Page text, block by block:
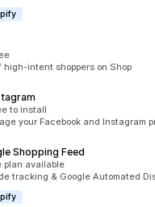
high-intent shoppers on Shop
to install
your Facebook and Instagram
Shopping Feed
plan available
tracking & Google Automated